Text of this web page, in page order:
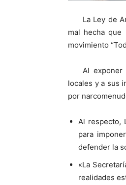
La Ley de
mal hecha
movimiento
Al exponer
locales y a sus
por
Al respecto,
para
defender la
«La
realidades